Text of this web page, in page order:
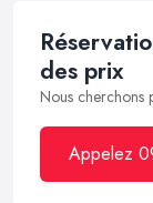
des prix
Nous cherchons
Appelez